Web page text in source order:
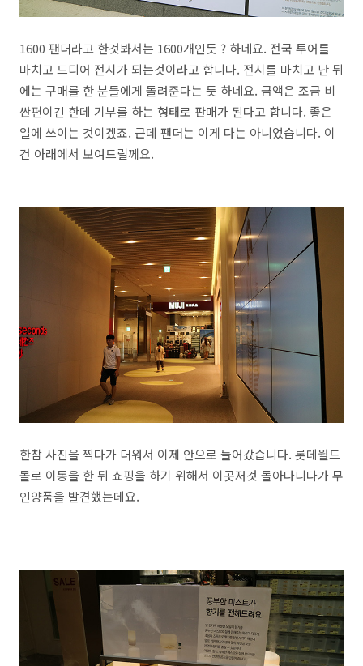
1600 팬더라고 한것봐서는 1600개인듯 ? 하네요. 전국 투어를
마치고 드디어 전시가 되는것이라고 합니다. 전시를 마치고 난 뒤
에는 구매를 한 분들에게 돌려준다는 듯 하네요. 금액은 조금 비
싼편이긴 한데 기부를 하는 형태로 판매가 된다고 합니다. 좋은
일에 쓰이는 것이겠죠. 근데 팬더는 이게 다는 아니었습니다. 이
건 아래에서 보여드릴께요.
한참 사진을 찍다가 더워서 이제 안으로 들어갔습니다. 롯데월드
몰로 이동을 한 뒤 쇼핑을 하기 위해서 이곳저것 돌아다니다가 무
인양품을 발견했는데요.